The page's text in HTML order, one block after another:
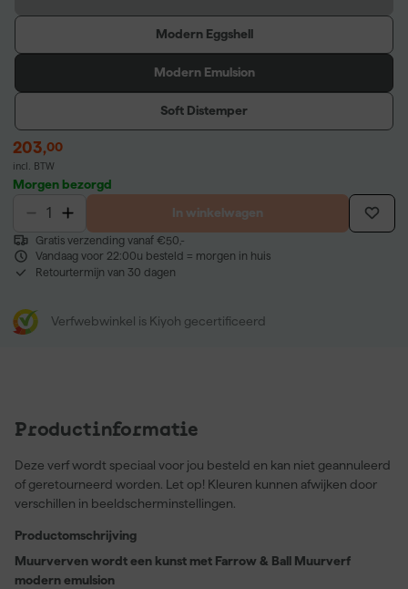
Modern Eggshell
Modern Emulsion
Soft Distemper
203,00
incl. BTW
Morgen bezorgd
In winkelwagen
Gratis verzending vanaf €50,-
Vandaag voor 22:00u besteld = morgen in huis
Retourtermijn van 30 dagen
Verfwebwinkel is Kiyoh gecertificeerd
Productinformatie
Deze verf wordt speciaal voor jou besteld en kan niet geannuleerd
of geretourneerd worden. Let op! Kleuren kunnen afwijken door
verschillen in beeldscherminstellingen.
Productomschrijving
Muurverven wordt een kunst met Farrow & Ball Muurverf
modern emulsion